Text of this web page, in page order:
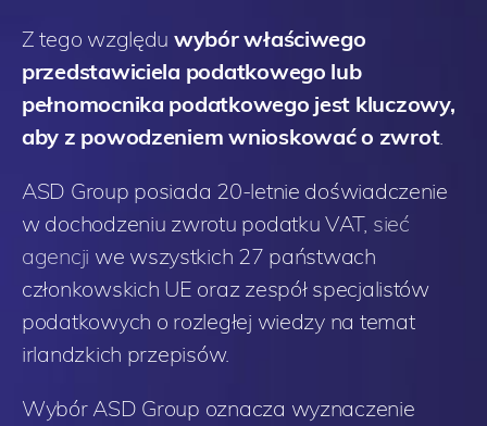
Z tego względu wybór właściwego
przedstawiciela podatkowego lub
pełnomocnika podatkowego jest kluczowy,
aby z powodzeniem wnioskować o zwrot.
ASD Group posiada 20-letnie doświadczenie
w dochodzeniu zwrotu podatku VAT, sieć
agencji we wszystkich 27 państwach
członkowskich UE oraz zespół specjalistów
podatkowych o rozległej wiedzy na temat
irlandzkich przepisów.
Wybór ASD Group oznacza wyznaczenie